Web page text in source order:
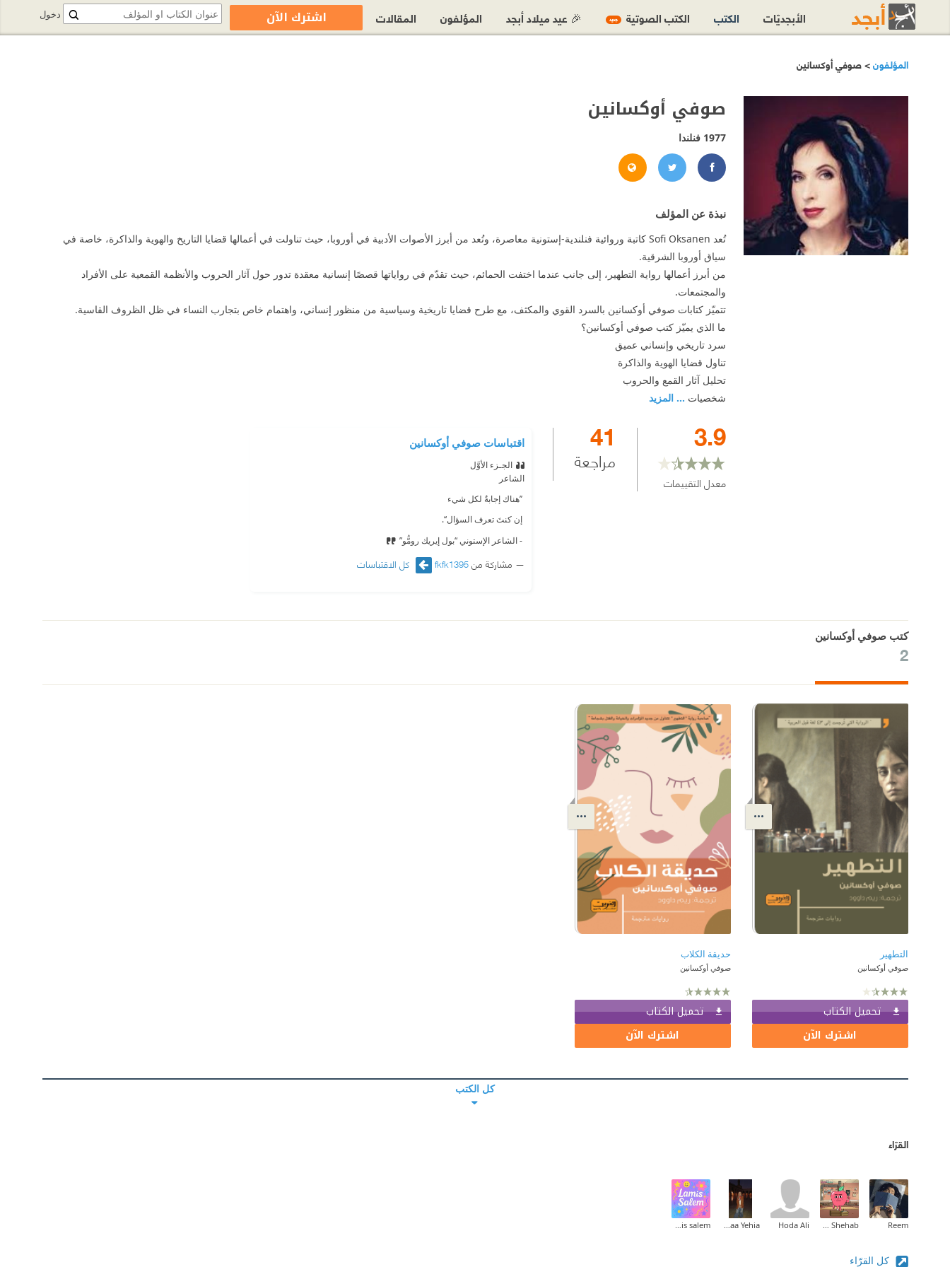
المؤلفون> صوفي أوكسانين
صوفي أوكسانين
1977 فنلندا
https://www.facebook.com/sofioksanen/
https://x.com/SofiOksanen
نبذة عن المؤلف
تُعد Sofi Oksanen كاتبة وروائية فنلندية-إستونية معاصرة، وتُعد من أبرز الأصوات الأدبية في أوروبا، حيث تناولت في أعمالها قضايا التاريخ والهوية والذاكرة، خاصة في
سياق أوروبا الشرقية.
من أبرز أعمالها رواية التطهير، إلى جانب عندما اختفت الحمائم، حيث تقدّم في رواياتها قصصًا إنسانية معقدة تدور حول آثار الحروب والأنظمة القمعية على الأفراد
والمجتمعات.
تتميّز كتابات صوفي أوكسانين بالسرد القوي والمكثف، مع طرح قضايا تاريخية وسياسية من منظور إنساني، واهتمام خاص بتجارب النساء في ظل الظروف القاسية.
ما الذي يميّز كتب صوفي أوكسانين؟
سرد تاريخي وإنساني عميق
تناول قضايا الهوية والذاكرة
تحليل آثار القمع والحروب
شخصيات ... المزيد
3.9
معدل التقييمات
41
مراجعة
اقتباسات صوفي أوكسانين
‫الجـزء الأوَّل
الشاعر
‫ ’’هناك إجابةٌ لكل شيء
‫ إن كنتَ تعرف السؤال‘‘.
‫ - الشاعر الإستوني “بول إيريك رومُّو”
مشاركة منfkfk1395 كل الاقتباسات
كتب صوفي أوكسانين
2
التطهير
صوفي أوكسانين
تحميل الكتاب
اشترك الآن
حديقة الكلاب
صوفي أوكسانين
تحميل الكتاب
اشترك الآن
كل الكتب
القرّاء
Reem
Hoda Ali
كل القرّاء
دخول الأبجديّات الكتب الكتب الصوتية جديد 🎉 عيد ميلاد أبجد المؤلفون المقالات اشترك الآن